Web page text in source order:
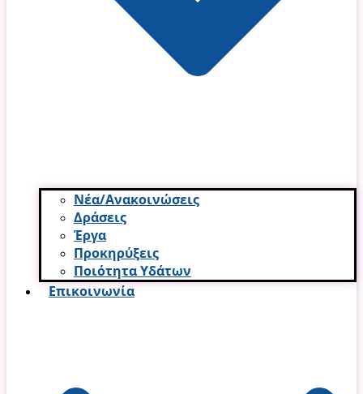
Νέα/Ανακοινώσεις
Δράσεις
Έργα
Προκηρύξεις
Ποιότητα Υδάτων
Επικοινωνία